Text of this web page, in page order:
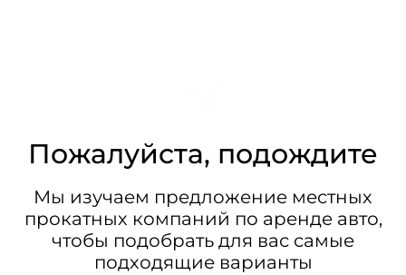
Пожалуйста, подождите
Мы изучаем предложение местных
прокатных компаний по аренде авто,
чтобы подобрать для вас самые
подходящие варианты